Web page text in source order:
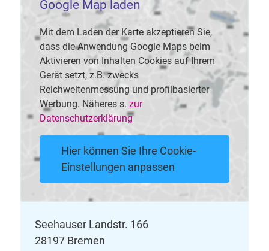
Google Map laden
Mit dem Laden der Karte akzeptieren Sie,
dass die Anwendung Google Maps beim
Aktivieren von Inhalten Cookies auf Ihrem
Gerät setzt, z.B. zwecks
Reichweitenmessung und profilbasierter
Werbung. Näheres s. zur
Datenschutzerklärung
Hier können Sie Ihre Cookie-
Einstellungen anpassen
Seehauser Landstr. 166
28197 Bremen